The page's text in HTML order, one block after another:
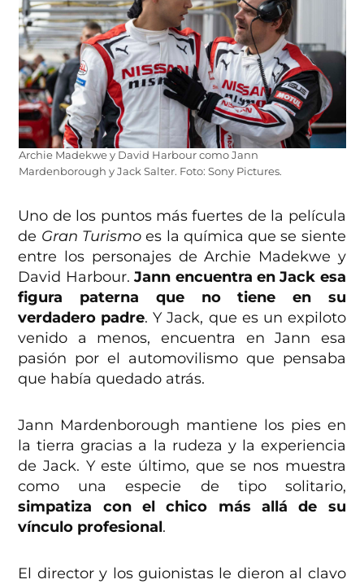
Archie Madekwe y David Harbour como Jann
Mardenborough y Jack Salter. Foto: Sony Pictures.
Uno de los puntos más fuertes de la película
de Gran Turismoes la química que se siente
entre los personajes de Archie Madekwe y
David Harbour.Jann encuentra en Jack esa
figura paterna que no tiene en su
verdadero padre. Y Jack, que es un expiloto
venido a menos, encuentra en Jann esa
pasión por el automovilismo que pensaba
que había quedado atrás.
Jann Mardenborough mantiene los pies en
la tierra gracias a la rudeza y la experiencia
de Jack. Y este último, que se nos muestra
como una especie de tipo solitario,
simpatiza con el chico más allá de su
vínculo profesional.
El director y los guionistas le dieron al clavo